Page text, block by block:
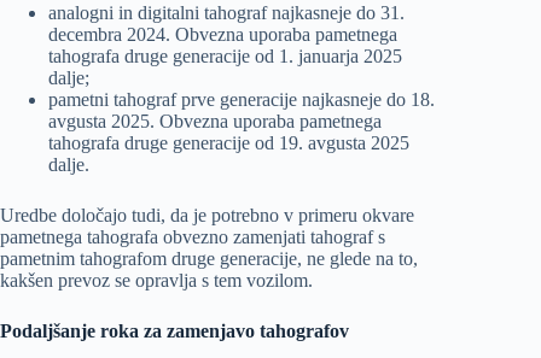
analogni in digitalni tahograf najkasneje do 31.
decembra 2024. Obvezna uporaba pametnega
tahografa druge generacije od 1. januarja 2025
dalje;
pametni tahograf prve generacije najkasneje do 18.
avgusta 2025. Obvezna uporaba pametnega
tahografa druge generacije od 19. avgusta 2025
dalje.
Uredbe določajo tudi, da je potrebno v primeru okvare
pametnega tahografa obvezno zamenjati tahograf s
pametnim tahografom druge generacije, ne glede na to,
kakšen prevoz se opravlja s tem vozilom.
Podaljšanje roka za zamenjavo tahografov